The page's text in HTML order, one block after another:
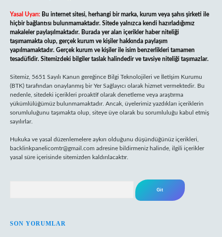
Yasal Uyarı: Bu internet sitesi, herhangi bir marka, kurum veya şahıs şirketi ile
hiçbir bağlantısı bulunmamaktadır. Sitede yalnızca kendi hazırladığımız
makaleler paylaşılmaktadır. Burada yer alan içerikler haber niteliği
taşımamakta olup, gerçek kurum ve kişiler hakkında paylaşım
yapılmamaktadır. Gerçek kurum ve kişiler ile isim benzerlikleri tamamen
tesadüfidir. Sitemizdeki bilgiler taslak halindedir ve tavsiye niteliği taşımazlar.
Sitemiz, 5651 Sayılı Kanun gereğince Bilgi Teknolojileri ve İletişim Kurumu
(BTK) tarafından onaylanmış bir Yer Sağlayıcı olarak hizmet vermektedir. Bu
nedenle, sitedeki içerikleri proaktif olarak denetleme veya araştırma
yükümlülüğümüz bulunmamaktadır. Ancak, üyelerimiz yazdıkları içeriklerin
sorumluluğunu taşımakta olup, siteye üye olarak bu sorumluluğu kabul etmiş
sayılırlar.
Hukuka ve yasal düzenlemelere aykırı olduğunu düşündüğünüz içerikleri,
backlinkpanelicomtr@gmail.com adresine bildirmeniz halinde, ilgili içerikler
yasal süre içerisinde sitemizden kaldırılacaktır.
SON YORUMLAR